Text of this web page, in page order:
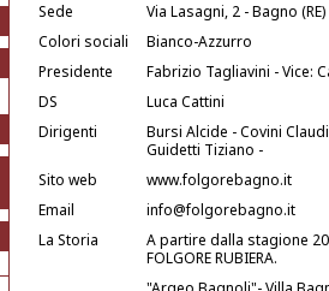
Sede
Via Lasagni, 2 - Bagno (RE)
Colori sociali
Bianco-Azzurro
Presidente
Fabrizio Tagliavini - Vice:
DS
Luca Cattini
Dirigenti
Bursi Alcide - Covini
Guidetti Tiziano -
Sito web
www.folgorebagno.it
Email
info@folgorebagno.it
La Storia
A partire dalla stagione
FOLGORE RUBIERA.